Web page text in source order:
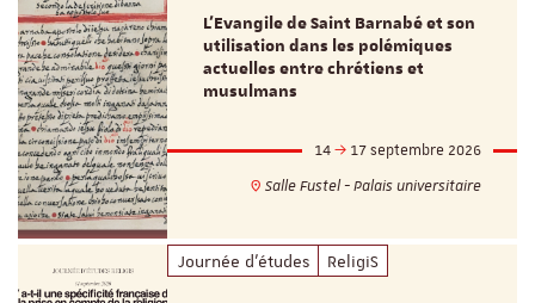
L’Evangile de Saint Barnabé et son
utilisation dans les polémiques
actuelles entre chrétiens et
musulmans
14
17 septembre 2026
Salle Fustel - Palais universitaire
Journée d'études ReligiS